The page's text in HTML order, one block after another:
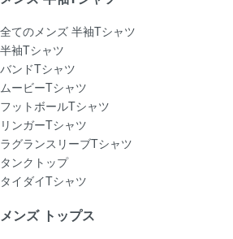
全てのメンズ 半袖Tシャツ
半袖Tシャツ
バンドTシャツ
ムービーTシャツ
フットボールTシャツ
リンガーTシャツ
ラグランスリーブTシャツ
タンクトップ
タイダイTシャツ
メンズ トップス